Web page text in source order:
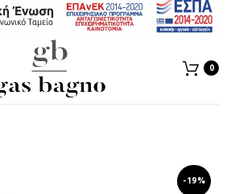
0
-19%